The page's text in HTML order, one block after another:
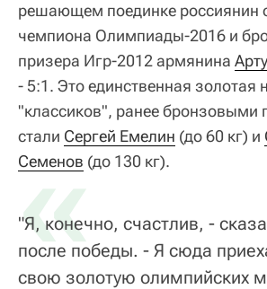
решающем поединке россиянин
чемпиона Олимпиады-2016 и
призера Игр-2012 армянина
- 5:1. Это единственная золотая
"классиков", ранее бронзовыми
стали Сергей Емелин (до 60 кг) и
Семенов (до 130 кг).
«
"Я, конечно, счастлив, -
после победы. - Я сюда
свою золотую олимпийских